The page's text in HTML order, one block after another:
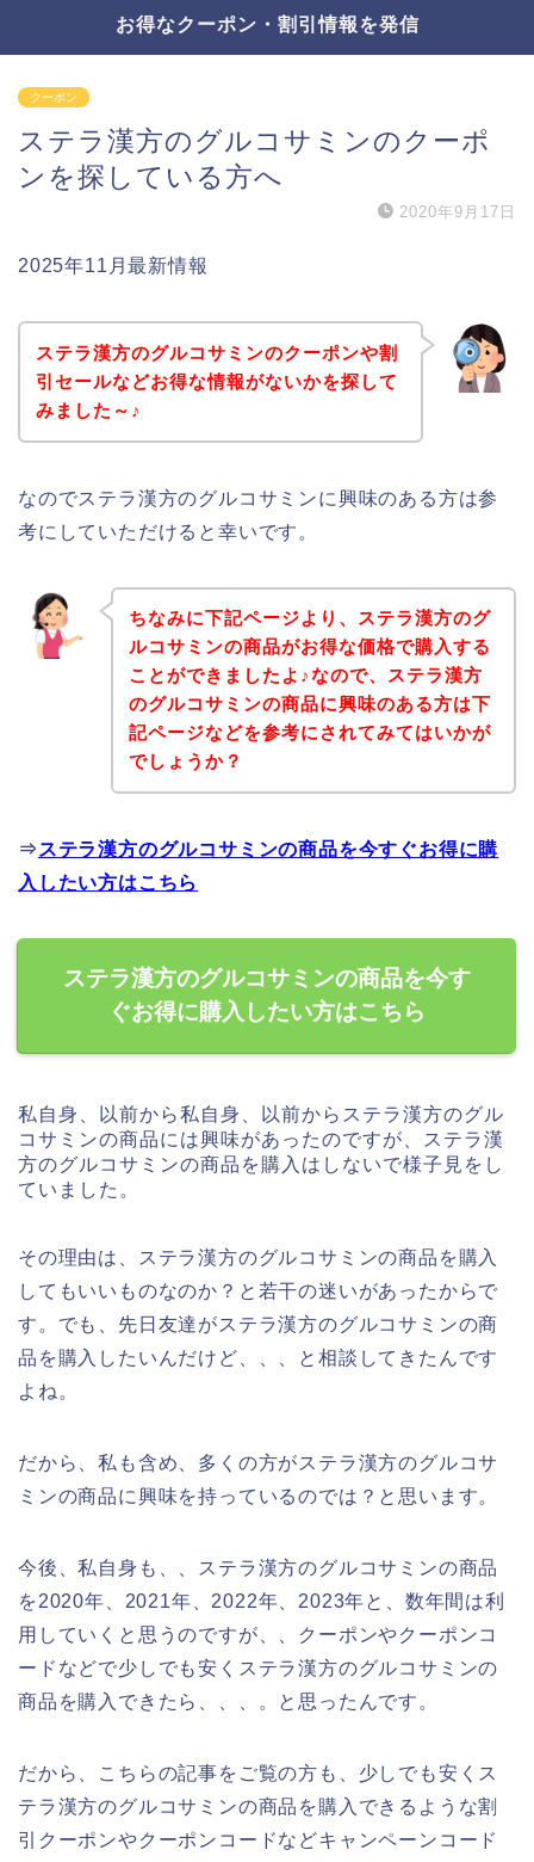
お得なクーポン・割引情報を発信
クーポン
ステラ漢方のグルコサミンのクーポ
ンを探している方へ
2020年9月17日
2025年11月最新情報
ステラ漢方のグルコサミンのクーポンや割
引セールなどお得な情報がないかを探して
みました～♪
なのでステラ漢方のグルコサミンに興味のある方は参
考にしていただけると幸いです。
ちなみに下記ページより、ステラ漢方のグ
ルコサミンの商品がお得な価格で購入する
ことができましたよ♪なので、ステラ漢方
のグルコサミンの商品に興味のある方は下
記ページなどを参考にされてみてはいかが
でしょうか？
⇒ ステラ漢方のグルコサミンの商品を今すぐお得に購
入したい方はこちら
ステラ漢方のグルコサミンの商品を今す
ぐお得に購入したい方はこちら
私自身、以前から私自身、以前からステラ漢方のグル
コサミンの商品には興味があったのですが、ステラ漢
方のグルコサミンの商品を購入はしないで様子見をし
ていました。
その理由は、ステラ漢方のグルコサミンの商品を購入
してもいいものなのか？と若干の迷いがあったからで
す。でも、先日友達がステラ漢方のグルコサミンの商
品を購入したいんだけど、、、と相談してきたんです
よね。
だから、私も含め、多くの方がステラ漢方のグルコサ
ミンの商品に興味を持っているのでは？と思います。
今後、私自身も、、ステラ漢方のグルコサミンの商品
を2020年、2021年、2022年、2023年と、数年間は利
用していくと思うのですが、、クーポンやクーポンコ
ードなどで少しでも安くステラ漢方のグルコサミンの
商品を購入できたら、、、。と思ったんです。
だから、こちらの記事をご覧の方も、少しでも安くス
テラ漢方のグルコサミンの商品を購入できるような割
引クーポンやクーポンコードなどキャンペーンコード